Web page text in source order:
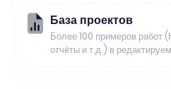
База проектов
Более 100 примеров
отчёты и т.д.) в